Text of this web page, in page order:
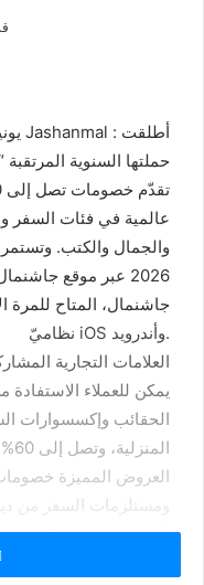
حملتها السنوية المرتقبة
عالمية في فئات السفر
2026 عبر موقع
نظاميّ iOS وأندرويد.
العلامات التجارية
أجهزة دي لونجي